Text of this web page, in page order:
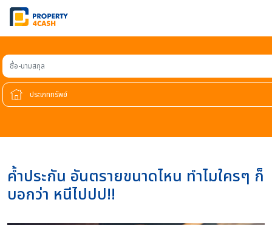
ชื่อ-นามสกุล
ค้ำประกัน อันตรายขนาดไหน ทำไมใครๆ ก็
บอกว่า หนีไปปป!!